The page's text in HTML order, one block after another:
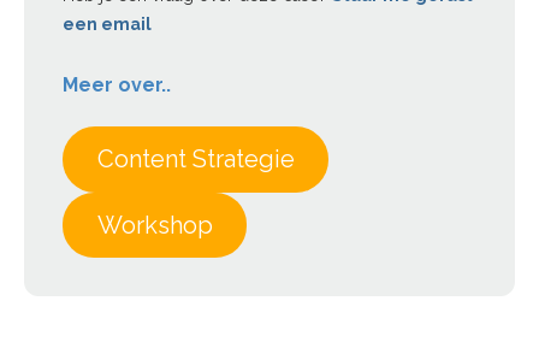
een email
Meer over..
Content Strategie
Workshop